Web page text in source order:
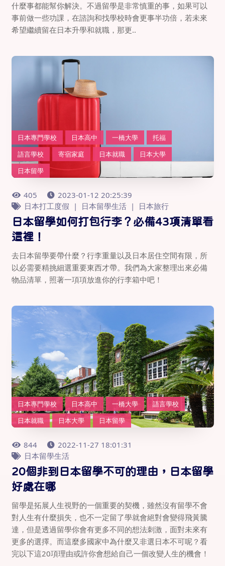
什麼事都能幫你解決。不過留學是非常慎重的事，如果可以
事前做一些功課，在諮詢和找學校時會更事半功倍，若未來
希望繼續留在日本升學和就職，那更..
日本專門學校 日本高中 一橋大學
托福
語言學校
寄宿家庭 日本就職
日本大學
日本留學
405
2023-01-12 20:25:39
日本打工度假
日本留學生活 日本旅行
日本留學如何打包行李？必備43項清單看
這裡！
去日本留學要帶什麼？行李重量以及日本居住空間有限，所
以必需要精挑細選重要東西才帶。我們為大家整理出來必備
物品清單，照著一項項放進你的行李箱中吧！
日本專門學校 日本高中 一橋大學
語言學校
日本就職
日本大學 日本留學
844
2022-11-27 18:01:31
日本留學生活
20個非到日本留學不可的理由，日本留學
好處在哪
留學是拓展人生視野的一個重要的契機，雖然沒有留學不會
對人生有什麼損失，也不一定留了學就會絕對會變得飛黃騰
達，但是透過留學你會有更多不同的想法刺激，面對未來有
更多的選擇。而這麼多國家中為什麼又非選日本不可呢？看
完以下這20項理由或許你會想給自己一個改變人生的機會！